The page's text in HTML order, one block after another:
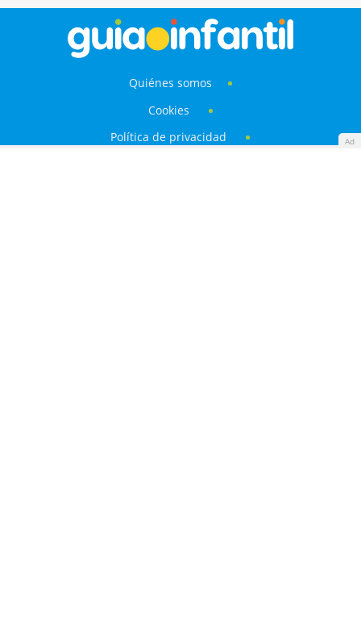
Ad
Quiénes somos
Cookies
Política de privacidad